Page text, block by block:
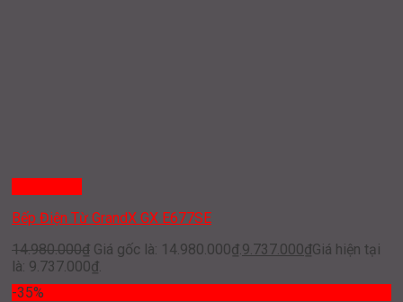
Bếp Điện Từ GrandX GX E677SE
14.980.000₫ Giá gốc là: 14.980.000₫. 9.737.000₫Giá hiện tại
là: 9.737.000₫.
-35%